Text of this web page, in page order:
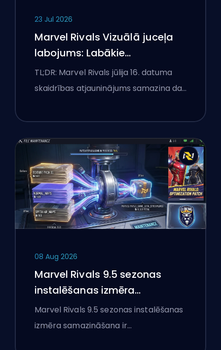
23 Jul 2026
Marvel Rivals Vizuālā juceļa
labojums: Labākie
konkurences iestatījumi pēc
jūlija 16. atjauninājuma
TL;DR: Marvel Rivals jūlija 16. datuma
skaidrības atjauninājums samazina da…
08 Aug 2026
Marvel Rivals 9.5 sezonas
instalēšanas izmēra
samazināšana skaidrota
Marvel Rivals 9.5 sezonas instalēšanas
izmēra samazināšana ir…